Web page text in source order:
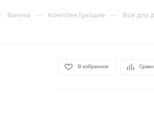
Ванны — Комплектующие — Все для
В избранное